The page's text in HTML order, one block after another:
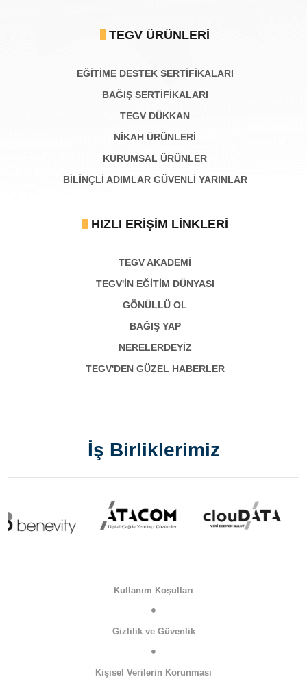
TEGV ÜRÜNLERI
EĞİTİME DESTEK SERTİFİKALARI
BAĞIŞ SERTIFIKALARI
TEGV DÜKKAN
NİKAH ÜRÜNLERİ
KURUMSAL ÜRÜNLER
BILINÇLI ADIMLAR GÜVENLI YARINLAR
HIZLI ERIŞIM LINKLERI
TEGV AKADEMI
TEGV'İN EĞİTİM DÜNYASI
GÖNÜLLÜ OL
BAĞIŞ YAP
NERELERDEYİZ
TEGV'DEN GÜZEL HABERLER
İş Birliklerimiz
Kullanım Koşulları
Gizlilik ve Güvenlik
Kişisel Verilerin Korunması